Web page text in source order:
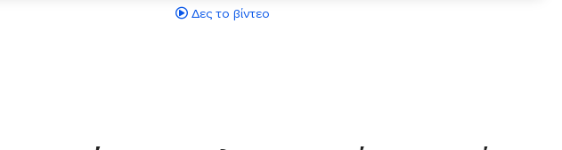
Δες το βίντεο